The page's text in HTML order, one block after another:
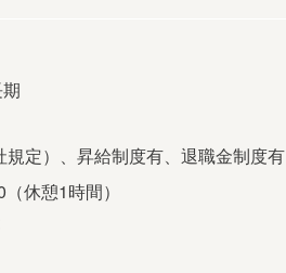
規定）、昇給制度有、退職金制度有
休憩1時間）